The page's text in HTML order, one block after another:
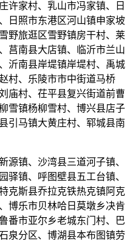
许家村、乳山市冯家镇、日
日照市东港区河山镇申家坡
野旅逛区雪野镇房干村、莱
莒南县大店镇、临沂市兰山
沂南县岸堤镇岸堤村、禹城
村、乐陵市市中街道马桥
庙村、茌平县复兴街道前曹
雪镇杨柳雪村、博兴县店子
引马镇大黄庄村、郓城县南
镇、沙湾县三道河子镇、
驿镇、呼图壁县五工台镇、
克斯县乔拉克铁热克镇阿克
博乐市贝林哈日莫墩乡决肯
番市亚尔乡老城东门村、巴
泉分区、博湖县本布图镇劳